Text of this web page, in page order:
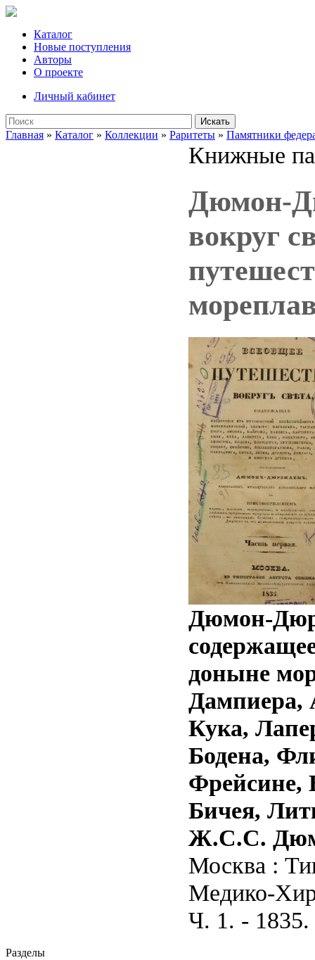
Каталог
Новые поступления
Авторы
О проекте
Личный кабинет
Искать
Главная » Каталог » Коллекции » Раритеты » Памятники
Разделы
Книжные
Дюмон-
вокруг
Дюмон-
доныне
Дампиера,
Кука,
Бодена,
Фрейсине,
Бичея,
Ж.С.С.
Москва :
Медико-
Ч. 1. - 1835.